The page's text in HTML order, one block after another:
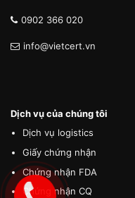
0902 366 020
info@vietcert.vn
Dịch vụ của chúng tôi
Dịch vụ logistics
Giấy chứng nhận
Chứng nhận FDA
Chứng nhận CQ